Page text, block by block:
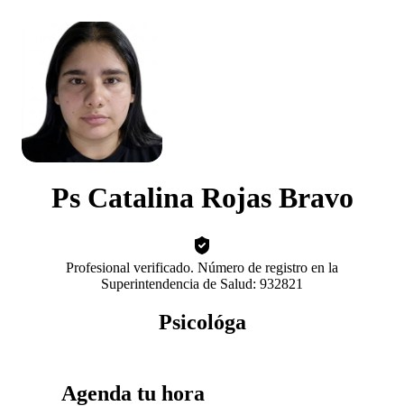
Ps Catalina Rojas Bravo
Profesional verificado. Número de registro en la
Superintendencia de Salud: 932821
Psicológa
Agenda tu hora